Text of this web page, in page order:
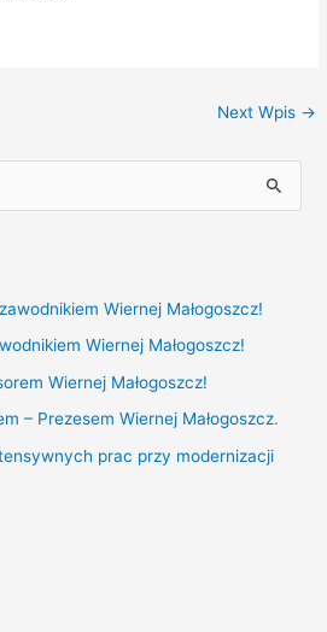
Next Wpis →
Wiernej Małogoszcz!
Wiernej Małogoszcz!
Wiernej Małogoszcz!
– Prezesem Wiernej Małogoszcz.
prac przy modernizacji